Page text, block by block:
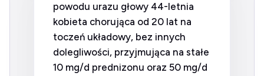
powodu urazu głowy 44-letnia
kobieta chorująca od 20 lat na
toczeń układowy, bez innych
dolegliwości, przyjmująca na stałe
10 mg/d prednizonu oraz 50 mg/d